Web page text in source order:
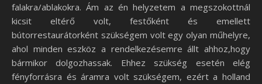
falakra/ablakokra. Ám az én helyzetem a megszokottnál
kicsit eltérő volt, festőként és emellett
bútorrestaurátorként szükségem volt egy olyan műhelyre,
ahol minden eszköz a rendelkezésemre állt ahhoz,hogy
bármikor dolgozhassak. Ehhez szükség esetén elég
fényforrásra és áramra volt szükségem, ezért a holland